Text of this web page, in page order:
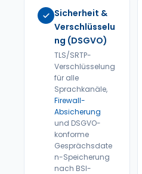
Sicherheit &
Verschlüsselu
ng (DSGVO)
TLS/SRTP-
Verschlüsselung
für alle
Sprachkanäle,
Firewall-
Absicherung
und DSGVO-
konforme
Gesprächsdate
n-Speicherung
nach BSI-